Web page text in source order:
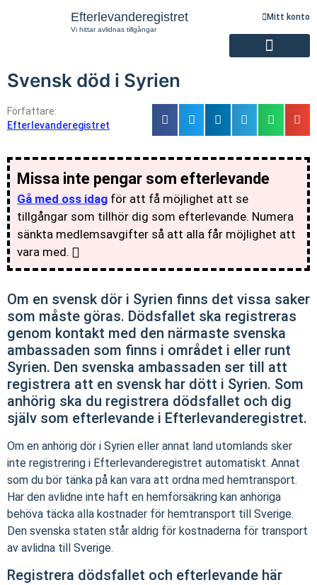
Efterlevanderegistret
Vi hittar avlidnas tillgångar
Mitt konto
Svensk död i Syrien
Författare:
Efterlevanderegistret
Missa inte pengar som efterlevande
Gå med oss idag för att få möjlighet att se
tillgångar som tillhör dig som efterlevande. Numera
sänkta medlemsavgifter så att alla får möjlighet att
vara med.
Om en svensk dör i Syrien finns det vissa saker
som måste göras. Dödsfallet ska registreras
genom kontakt med den närmaste svenska
ambassaden som finns i området i eller runt
Syrien. Den svenska ambassaden ser till att
registrera att en svensk har dött i Syrien. Som
anhörig ska du registrera dödsfallet och dig
själv som efterlevande i Efterlevanderegistret.
Om en anhörig dör i Syrien eller annat land utomlands sker
inte registrering i Efterlevanderegistret automatiskt. Annat
som du bör tänka på kan vara att ordna med hemtransport.
Har den avlidne inte haft en hemförsäkring kan anhöriga
behöva täcka alla kostnader för hemtransport till Sverige.
Den svenska staten står aldrig för kostnaderna för transport
av avlidna till Sverige.
Registrera dödsfallet och efterlevande här